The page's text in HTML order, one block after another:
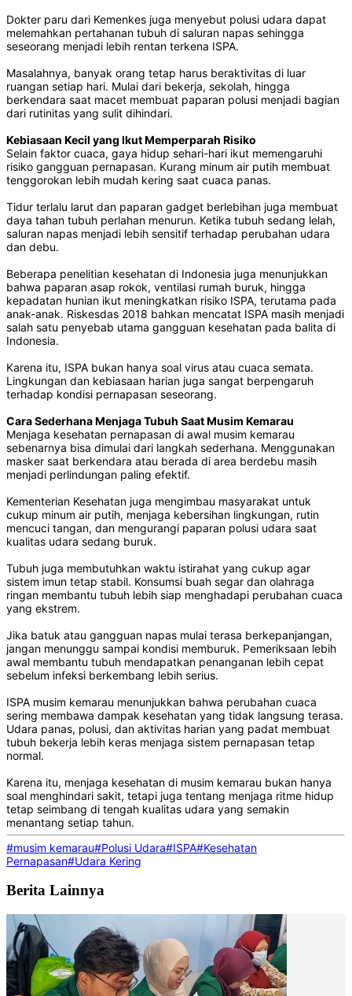
Dokter paru dari Kemenkes juga menyebut polusi udara dapat
melemahkan pertahanan tubuh di saluran napas sehingga
seseorang menjadi lebih rentan terkena ISPA.
Masalahnya, banyak orang tetap harus beraktivitas di luar
ruangan setiap hari. Mulai dari bekerja, sekolah, hingga
berkendara saat macet membuat paparan polusi menjadi bagian
dari rutinitas yang sulit dihindari.
Kebiasaan Kecil yang Ikut Memperparah Risiko
Selain faktor cuaca, gaya hidup sehari-hari ikut memengaruhi
risiko gangguan pernapasan. Kurang minum air putih membuat
tenggorokan lebih mudah kering saat cuaca panas.
Tidur terlalu larut dan paparan gadget berlebihan juga membuat
daya tahan tubuh perlahan menurun. Ketika tubuh sedang lelah,
saluran napas menjadi lebih sensitif terhadap perubahan udara
dan debu.
Beberapa penelitian kesehatan di Indonesia juga menunjukkan
bahwa paparan asap rokok, ventilasi rumah buruk, hingga
kepadatan hunian ikut meningkatkan risiko ISPA, terutama pada
anak-anak. Riskesdas 2018 bahkan mencatat ISPA masih menjadi
salah satu penyebab utama gangguan kesehatan pada balita di
Indonesia.
Karena itu, ISPA bukan hanya soal virus atau cuaca semata.
Lingkungan dan kebiasaan harian juga sangat berpengaruh
terhadap kondisi pernapasan seseorang.
Cara Sederhana Menjaga Tubuh Saat Musim Kemarau
Menjaga kesehatan pernapasan di awal musim kemarau
sebenarnya bisa dimulai dari langkah sederhana. Menggunakan
masker saat berkendara atau berada di area berdebu masih
menjadi perlindungan paling efektif.
Kementerian Kesehatan juga mengimbau masyarakat untuk
cukup minum air putih, menjaga kebersihan lingkungan, rutin
mencuci tangan, dan mengurangi paparan polusi udara saat
kualitas udara sedang buruk.
Tubuh juga membutuhkan waktu istirahat yang cukup agar
sistem imun tetap stabil. Konsumsi buah segar dan olahraga
ringan membantu tubuh lebih siap menghadapi perubahan cuaca
yang ekstrem.
Jika batuk atau gangguan napas mulai terasa berkepanjangan,
jangan menunggu sampai kondisi memburuk. Pemeriksaan lebih
awal membantu tubuh mendapatkan penanganan lebih cepat
sebelum infeksi berkembang lebih serius.
ISPA musim kemarau menunjukkan bahwa perubahan cuaca
sering membawa dampak kesehatan yang tidak langsung terasa.
Udara panas, polusi, dan aktivitas harian yang padat membuat
tubuh bekerja lebih keras menjaga sistem pernapasan tetap
normal.
Karena itu, menjaga kesehatan di musim kemarau bukan hanya
soal menghindari sakit, tetapi juga tentang menjaga ritme hidup
tetap seimbang di tengah kualitas udara yang semakin
menantang setiap tahun.
#musim kemarau#Polusi Udara#ISPA#Kesehatan
Pernapasan#Udara Kering
Berita Lainnya